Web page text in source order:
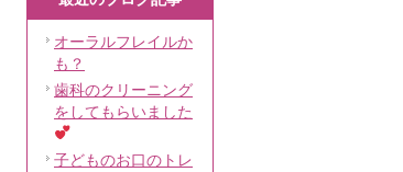
オーラルフレイルか
も？
歯科のクリーニング
をしてもらいました
子どものお口のトレ